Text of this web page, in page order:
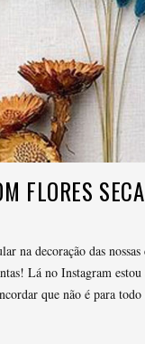
FLORES
na decoração das
Lá no Instagram
que não é para